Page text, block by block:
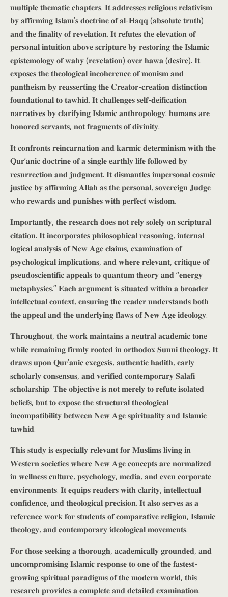
𝐦𝐮𝐥𝐭𝐢𝐩𝐥𝐞 𝐭𝐡𝐞𝐦𝐚𝐭𝐢𝐜 𝐜𝐡𝐚𝐩𝐭𝐞𝐫𝐬. 𝐈𝐭 𝐚𝐝𝐝𝐫𝐞𝐬𝐬𝐞𝐬 𝐫𝐞𝐥𝐢𝐠𝐢𝐨𝐮𝐬 𝐫𝐞𝐥𝐚𝐭𝐢𝐯𝐢𝐬𝐦
𝐛𝐲 𝐚𝐟𝐟𝐢𝐫𝐦𝐢𝐧𝐠 𝐈𝐬𝐥𝐚𝐦’𝐬 𝐝𝐨𝐜𝐭𝐫𝐢𝐧𝐞 𝐨𝐟 𝐚𝐥-𝐇𝐚𝐪𝐪 (𝐚𝐛𝐬𝐨𝐥𝐮𝐭𝐞 𝐭𝐫𝐮𝐭𝐡)
𝐚𝐧𝐝 𝐭𝐡𝐞 𝐟𝐢𝐧𝐚𝐥𝐢𝐭𝐲 𝐨𝐟 𝐫𝐞𝐯𝐞𝐥𝐚𝐭𝐢𝐨𝐧. 𝐈𝐭 𝐫𝐞𝐟𝐮𝐭𝐞𝐬 𝐭𝐡𝐞 𝐞𝐥𝐞𝐯𝐚𝐭𝐢𝐨𝐧 𝐨𝐟
𝐩𝐞𝐫𝐬𝐨𝐧𝐚𝐥 𝐢𝐧𝐭𝐮𝐢𝐭𝐢𝐨𝐧 𝐚𝐛𝐨𝐯𝐞 𝐬𝐜𝐫𝐢𝐩𝐭𝐮𝐫𝐞 𝐛𝐲 𝐫𝐞𝐬𝐭𝐨𝐫𝐢𝐧𝐠 𝐭𝐡𝐞 𝐈𝐬𝐥𝐚𝐦𝐢𝐜
𝐞𝐩𝐢𝐬𝐭𝐞𝐦𝐨𝐥𝐨𝐠𝐲 𝐨𝐟 𝐰𝐚𝐡𝐲 (𝐫𝐞𝐯𝐞𝐥𝐚𝐭𝐢𝐨𝐧) 𝐨𝐯𝐞𝐫 𝐡𝐚𝐰𝐚 (𝐝𝐞𝐬𝐢𝐫𝐞). 𝐈𝐭
𝐞𝐱𝐩𝐨𝐬𝐞𝐬 𝐭𝐡𝐞 𝐭𝐡𝐞𝐨𝐥𝐨𝐠𝐢𝐜𝐚𝐥 𝐢𝐧𝐜𝐨𝐡𝐞𝐫𝐞𝐧𝐜𝐞 𝐨𝐟 𝐦𝐨𝐧𝐢𝐬𝐦 𝐚𝐧𝐝
𝐩𝐚𝐧𝐭𝐡𝐞𝐢𝐬𝐦 𝐛𝐲 𝐫𝐞𝐚𝐬𝐬𝐞𝐫𝐭𝐢𝐧𝐠 𝐭𝐡𝐞 𝐂𝐫𝐞𝐚𝐭𝐨𝐫-𝐜𝐫𝐞𝐚𝐭𝐢𝐨𝐧 𝐝𝐢𝐬𝐭𝐢𝐧𝐜𝐭𝐢𝐨𝐧
𝐟𝐨𝐮𝐧𝐝𝐚𝐭𝐢𝐨𝐧𝐚𝐥 𝐭𝐨 𝐭𝐚𝐰𝐡𝐢𝐝. 𝐈𝐭 𝐜𝐡𝐚𝐥𝐥𝐞𝐧𝐠𝐞𝐬 𝐬𝐞𝐥𝐟-𝐝𝐞𝐢𝐟𝐢𝐜𝐚𝐭𝐢𝐨𝐧
𝐧𝐚𝐫𝐫𝐚𝐭𝐢𝐯𝐞𝐬 𝐛𝐲 𝐜𝐥𝐚𝐫𝐢𝐟𝐲𝐢𝐧𝐠 𝐈𝐬𝐥𝐚𝐦𝐢𝐜 𝐚𝐧𝐭𝐡𝐫𝐨𝐩𝐨𝐥𝐨𝐠𝐲: 𝐡𝐮𝐦𝐚𝐧𝐬 𝐚𝐫𝐞
𝐡𝐨𝐧𝐨𝐫𝐞𝐝 𝐬𝐞𝐫𝐯𝐚𝐧𝐭𝐬, 𝐧𝐨𝐭 𝐟𝐫𝐚𝐠𝐦𝐞𝐧𝐭𝐬 𝐨𝐟 𝐝𝐢𝐯𝐢𝐧𝐢𝐭𝐲.
𝐈𝐭 𝐜𝐨𝐧𝐟𝐫𝐨𝐧𝐭𝐬 𝐫𝐞𝐢𝐧𝐜𝐚𝐫𝐧𝐚𝐭𝐢𝐨𝐧 𝐚𝐧𝐝 𝐤𝐚𝐫𝐦𝐢𝐜 𝐝𝐞𝐭𝐞𝐫𝐦𝐢𝐧𝐢𝐬𝐦 𝐰𝐢𝐭𝐡 𝐭𝐡𝐞
𝐐𝐮𝐫’𝐚𝐧𝐢𝐜 𝐝𝐨𝐜𝐭𝐫𝐢𝐧𝐞 𝐨𝐟 𝐚 𝐬𝐢𝐧𝐠𝐥𝐞 𝐞𝐚𝐫𝐭𝐡𝐥𝐲 𝐥𝐢𝐟𝐞 𝐟𝐨𝐥𝐥𝐨𝐰𝐞𝐝 𝐛𝐲
𝐫𝐞𝐬𝐮𝐫𝐫𝐞𝐜𝐭𝐢𝐨𝐧 𝐚𝐧𝐝 𝐣𝐮𝐝𝐠𝐦𝐞𝐧𝐭. 𝐈𝐭 𝐝𝐢𝐬𝐦𝐚𝐧𝐭𝐥𝐞𝐬 𝐢𝐦𝐩𝐞𝐫𝐬𝐨𝐧𝐚𝐥 𝐜𝐨𝐬𝐦𝐢𝐜
𝐣𝐮𝐬𝐭𝐢𝐜𝐞 𝐛𝐲 𝐚𝐟𝐟𝐢𝐫𝐦𝐢𝐧𝐠 𝐀𝐥𝐥𝐚𝐡 𝐚𝐬 𝐭𝐡𝐞 𝐩𝐞𝐫𝐬𝐨𝐧𝐚𝐥, 𝐬𝐨𝐯𝐞𝐫𝐞𝐢𝐠𝐧 𝐉𝐮𝐝𝐠𝐞
𝐰𝐡𝐨 𝐫𝐞𝐰𝐚𝐫𝐝𝐬 𝐚𝐧𝐝 𝐩𝐮𝐧𝐢𝐬𝐡𝐞𝐬 𝐰𝐢𝐭𝐡 𝐩𝐞𝐫𝐟𝐞𝐜𝐭 𝐰𝐢𝐬𝐝𝐨𝐦.
𝐈𝐦𝐩𝐨𝐫𝐭𝐚𝐧𝐭𝐥𝐲, 𝐭𝐡𝐞 𝐫𝐞𝐬𝐞𝐚𝐫𝐜𝐡 𝐝𝐨𝐞𝐬 𝐧𝐨𝐭 𝐫𝐞𝐥𝐲 𝐬𝐨𝐥𝐞𝐥𝐲 𝐨𝐧 𝐬𝐜𝐫𝐢𝐩𝐭𝐮𝐫𝐚𝐥
𝐜𝐢𝐭𝐚𝐭𝐢𝐨𝐧. 𝐈𝐭 𝐢𝐧𝐜𝐨𝐫𝐩𝐨𝐫𝐚𝐭𝐞𝐬 𝐩𝐡𝐢𝐥𝐨𝐬𝐨𝐩𝐡𝐢𝐜𝐚𝐥 𝐫𝐞𝐚𝐬𝐨𝐧𝐢𝐧𝐠, 𝐢𝐧𝐭𝐞𝐫𝐧𝐚𝐥
𝐥𝐨𝐠𝐢𝐜𝐚𝐥 𝐚𝐧𝐚𝐥𝐲𝐬𝐢𝐬 𝐨𝐟 𝐍𝐞𝐰 𝐀𝐠𝐞 𝐜𝐥𝐚𝐢𝐦𝐬, 𝐞𝐱𝐚𝐦𝐢𝐧𝐚𝐭𝐢𝐨𝐧 𝐨𝐟
𝐩𝐬𝐲𝐜𝐡𝐨𝐥𝐨𝐠𝐢𝐜𝐚𝐥 𝐢𝐦𝐩𝐥𝐢𝐜𝐚𝐭𝐢𝐨𝐧𝐬, 𝐚𝐧𝐝 𝐰𝐡𝐞𝐫𝐞 𝐫𝐞𝐥𝐞𝐯𝐚𝐧𝐭, 𝐜𝐫𝐢𝐭𝐢𝐪𝐮𝐞 𝐨𝐟
𝐩𝐬𝐞𝐮𝐝𝐨𝐬𝐜𝐢𝐞𝐧𝐭𝐢𝐟𝐢𝐜 𝐚𝐩𝐩𝐞𝐚𝐥𝐬 𝐭𝐨 𝐪𝐮𝐚𝐧𝐭𝐮𝐦 𝐭𝐡𝐞𝐨𝐫𝐲 𝐚𝐧𝐝 “𝐞𝐧𝐞𝐫𝐠𝐲
𝐦𝐞𝐭𝐚𝐩𝐡𝐲𝐬𝐢𝐜𝐬.” 𝐄𝐚𝐜𝐡 𝐚𝐫𝐠𝐮𝐦𝐞𝐧𝐭 𝐢𝐬 𝐬𝐢𝐭𝐮𝐚𝐭𝐞𝐝 𝐰𝐢𝐭𝐡𝐢𝐧 𝐚 𝐛𝐫𝐨𝐚𝐝𝐞𝐫
𝐢𝐧𝐭𝐞𝐥𝐥𝐞𝐜𝐭𝐮𝐚𝐥 𝐜𝐨𝐧𝐭𝐞𝐱𝐭, 𝐞𝐧𝐬𝐮𝐫𝐢𝐧𝐠 𝐭𝐡𝐞 𝐫𝐞𝐚𝐝𝐞𝐫 𝐮𝐧𝐝𝐞𝐫𝐬𝐭𝐚𝐧𝐝𝐬 𝐛𝐨𝐭𝐡
𝐭𝐡𝐞 𝐚𝐩𝐩𝐞𝐚𝐥 𝐚𝐧𝐝 𝐭𝐡𝐞 𝐮𝐧𝐝𝐞𝐫𝐥𝐲𝐢𝐧𝐠 𝐟𝐥𝐚𝐰𝐬 𝐨𝐟 𝐍𝐞𝐰 𝐀𝐠𝐞 𝐢𝐝𝐞𝐨𝐥𝐨𝐠𝐲.
𝐓𝐡𝐫𝐨𝐮𝐠𝐡𝐨𝐮𝐭, 𝐭𝐡𝐞 𝐰𝐨𝐫𝐤 𝐦𝐚𝐢𝐧𝐭𝐚𝐢𝐧𝐬 𝐚 𝐧𝐞𝐮𝐭𝐫𝐚𝐥 𝐚𝐜𝐚𝐝𝐞𝐦𝐢𝐜 𝐭𝐨𝐧𝐞
𝐰𝐡𝐢𝐥𝐞 𝐫𝐞𝐦𝐚𝐢𝐧𝐢𝐧𝐠 𝐟𝐢𝐫𝐦𝐥𝐲 𝐫𝐨𝐨𝐭𝐞𝐝 𝐢𝐧 𝐨𝐫𝐭𝐡𝐨𝐝𝐨𝐱 𝐒𝐮𝐧𝐧𝐢 𝐭𝐡𝐞𝐨𝐥𝐨𝐠𝐲. 𝐈𝐭
𝐝𝐫𝐚𝐰𝐬 𝐮𝐩𝐨𝐧 𝐐𝐮𝐫’𝐚𝐧𝐢𝐜 𝐞𝐱𝐞𝐠𝐞𝐬𝐢𝐬, 𝐚𝐮𝐭𝐡𝐞𝐧𝐭𝐢𝐜 𝐡𝐚𝐝𝐢𝐭𝐡, 𝐞𝐚𝐫𝐥𝐲
𝐬𝐜𝐡𝐨𝐥𝐚𝐫𝐥𝐲 𝐜𝐨𝐧𝐬𝐞𝐧𝐬𝐮𝐬, 𝐚𝐧𝐝 𝐯𝐞𝐫𝐢𝐟𝐢𝐞𝐝 𝐜𝐨𝐧𝐭𝐞𝐦𝐩𝐨𝐫𝐚𝐫𝐲 𝐒𝐚𝐥𝐚𝐟𝐢
𝐬𝐜𝐡𝐨𝐥𝐚𝐫𝐬𝐡𝐢𝐩. 𝐓𝐡𝐞 𝐨𝐛𝐣𝐞𝐜𝐭𝐢𝐯𝐞 𝐢𝐬 𝐧𝐨𝐭 𝐦𝐞𝐫𝐞𝐥𝐲 𝐭𝐨 𝐫𝐞𝐟𝐮𝐭𝐞 𝐢𝐬𝐨𝐥𝐚𝐭𝐞𝐝
𝐛𝐞𝐥𝐢𝐞𝐟𝐬, 𝐛𝐮𝐭 𝐭𝐨 𝐞𝐱𝐩𝐨𝐬𝐞 𝐭𝐡𝐞 𝐬𝐭𝐫𝐮𝐜𝐭𝐮𝐫𝐚𝐥 𝐭𝐡𝐞𝐨𝐥𝐨𝐠𝐢𝐜𝐚𝐥
𝐢𝐧𝐜𝐨𝐦𝐩𝐚𝐭𝐢𝐛𝐢𝐥𝐢𝐭𝐲 𝐛𝐞𝐭𝐰𝐞𝐞𝐧 𝐍𝐞𝐰 𝐀𝐠𝐞 𝐬𝐩𝐢𝐫𝐢𝐭𝐮𝐚𝐥𝐢𝐭𝐲 𝐚𝐧𝐝 𝐈𝐬𝐥𝐚𝐦𝐢𝐜
𝐭𝐚𝐰𝐡𝐢𝐝.
𝐓𝐡𝐢𝐬 𝐬𝐭𝐮𝐝𝐲 𝐢𝐬 𝐞𝐬𝐩𝐞𝐜𝐢𝐚𝐥𝐥𝐲 𝐫𝐞𝐥𝐞𝐯𝐚𝐧𝐭 𝐟𝐨𝐫 𝐌𝐮𝐬𝐥𝐢𝐦𝐬 𝐥𝐢𝐯𝐢𝐧𝐠 𝐢𝐧
𝐖𝐞𝐬𝐭𝐞𝐫𝐧 𝐬𝐨𝐜𝐢𝐞𝐭𝐢𝐞𝐬 𝐰𝐡𝐞𝐫𝐞 𝐍𝐞𝐰 𝐀𝐠𝐞 𝐜𝐨𝐧𝐜𝐞𝐩𝐭𝐬 𝐚𝐫𝐞 𝐧𝐨𝐫𝐦𝐚𝐥𝐢𝐳𝐞𝐝
𝐢𝐧 𝐰𝐞𝐥𝐥𝐧𝐞𝐬𝐬 𝐜𝐮𝐥𝐭𝐮𝐫𝐞, 𝐩𝐬𝐲𝐜𝐡𝐨𝐥𝐨𝐠𝐲, 𝐦𝐞𝐝𝐢𝐚, 𝐚𝐧𝐝 𝐞𝐯𝐞𝐧 𝐜𝐨𝐫𝐩𝐨𝐫𝐚𝐭𝐞
𝐞𝐧𝐯𝐢𝐫𝐨𝐧𝐦𝐞𝐧𝐭𝐬. 𝐈𝐭 𝐞𝐪𝐮𝐢𝐩𝐬 𝐫𝐞𝐚𝐝𝐞𝐫𝐬 𝐰𝐢𝐭𝐡 𝐜𝐥𝐚𝐫𝐢𝐭𝐲, 𝐢𝐧𝐭𝐞𝐥𝐥𝐞𝐜𝐭𝐮𝐚𝐥
𝐜𝐨𝐧𝐟𝐢𝐝𝐞𝐧𝐜𝐞, 𝐚𝐧𝐝 𝐭𝐡𝐞𝐨𝐥𝐨𝐠𝐢𝐜𝐚𝐥 𝐩𝐫𝐞𝐜𝐢𝐬𝐢𝐨𝐧. 𝐈𝐭 𝐚𝐥𝐬𝐨 𝐬𝐞𝐫𝐯𝐞𝐬 𝐚𝐬 𝐚
𝐫𝐞𝐟𝐞𝐫𝐞𝐧𝐜𝐞 𝐰𝐨𝐫𝐤 𝐟𝐨𝐫 𝐬𝐭𝐮𝐝𝐞𝐧𝐭𝐬 𝐨𝐟 𝐜𝐨𝐦𝐩𝐚𝐫𝐚𝐭𝐢𝐯𝐞 𝐫𝐞𝐥𝐢𝐠𝐢𝐨𝐧, 𝐈𝐬𝐥𝐚𝐦𝐢𝐜
𝐭𝐡𝐞𝐨𝐥𝐨𝐠𝐲, 𝐚𝐧𝐝 𝐜𝐨𝐧𝐭𝐞𝐦𝐩𝐨𝐫𝐚𝐫𝐲 𝐢𝐝𝐞𝐨𝐥𝐨𝐠𝐢𝐜𝐚𝐥 𝐦𝐨𝐯𝐞𝐦𝐞𝐧𝐭𝐬.
𝐅𝐨𝐫 𝐭𝐡𝐨𝐬𝐞 𝐬𝐞𝐞𝐤𝐢𝐧𝐠 𝐚 𝐭𝐡𝐨𝐫𝐨𝐮𝐠𝐡, 𝐚𝐜𝐚𝐝𝐞𝐦𝐢𝐜𝐚𝐥𝐥𝐲 𝐠𝐫𝐨𝐮𝐧𝐝𝐞𝐝, 𝐚𝐧𝐝
𝐮𝐧𝐜𝐨𝐦𝐩𝐫𝐨𝐦𝐢𝐬𝐢𝐧𝐠 𝐈𝐬𝐥𝐚𝐦𝐢𝐜 𝐫𝐞𝐬𝐩𝐨𝐧𝐬𝐞 𝐭𝐨 𝐨𝐧𝐞 𝐨𝐟 𝐭𝐡𝐞 𝐟𝐚𝐬𝐭𝐞𝐬𝐭-
𝐠𝐫𝐨𝐰𝐢𝐧𝐠 𝐬𝐩𝐢𝐫𝐢𝐭𝐮𝐚𝐥 𝐩𝐚𝐫𝐚𝐝𝐢𝐠𝐦𝐬 𝐨𝐟 𝐭𝐡𝐞 𝐦𝐨𝐝𝐞𝐫𝐧 𝐰𝐨𝐫𝐥𝐝, 𝐭𝐡𝐢𝐬
𝐫𝐞𝐬𝐞𝐚𝐫𝐜𝐡 𝐩𝐫𝐨𝐯𝐢𝐝𝐞𝐬 𝐚 𝐜𝐨𝐦𝐩𝐥𝐞𝐭𝐞 𝐚𝐧𝐝 𝐝𝐞𝐭𝐚𝐢𝐥𝐞𝐝 𝐞𝐱𝐚𝐦𝐢𝐧𝐚𝐭𝐢𝐨𝐧.